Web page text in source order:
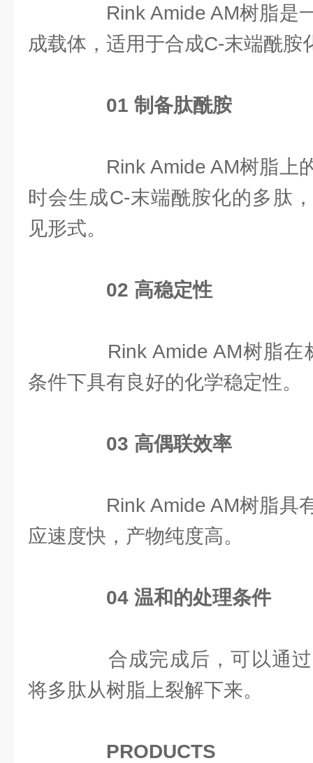
Rink Amide AM树脂是
成载体，适用于合成C-末端酰胺
01 制备肽酰胺
Rink Amide AM树脂上
时会生成C-末端酰胺化的多肽
见形式。
02 高稳定性
Rink Amide AM树脂在
条件下具有良好的化学稳定性。
03 高偶联效率
Rink Amide AM树脂具
应速度快，产物纯度高。
04 温和的处理条件
合成完成后，可以通过
将多肽从树脂上裂解下来。
PRODUCTS